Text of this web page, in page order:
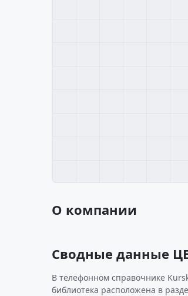
О компании
Сводные данные
В телефонном справочнике
библиотека расположена в